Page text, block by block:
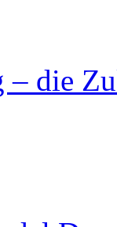
– die